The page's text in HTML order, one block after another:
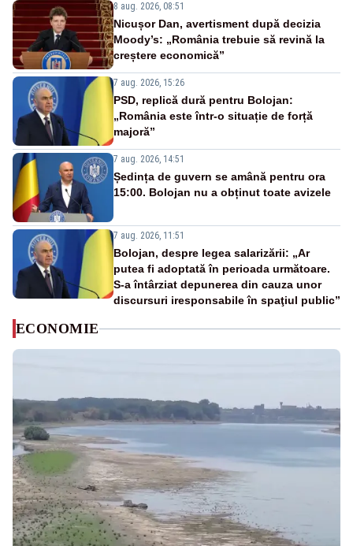
8 aug. 2026, 08:51
Nicușor Dan, avertisment după decizia
Moody’s: „România trebuie să revină la
creștere economică”
7 aug. 2026, 15:26
PSD, replică dură pentru Bolojan:
„România este într-o situație de forță
majoră”
7 aug. 2026, 14:51
Ședința de guvern se amână pentru ora
15:00. Bolojan nu a obținut toate avizele
7 aug. 2026, 11:51
Bolojan, despre legea salarizării: „Ar
putea fi adoptată în perioada următoare.
S-a întârziat depunerea din cauza unor
discursuri iresponsabile în spaţiul public”
ECONOMIE